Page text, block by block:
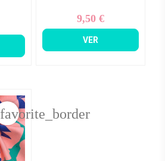
Precio
9,50 €
VER
favorite_border